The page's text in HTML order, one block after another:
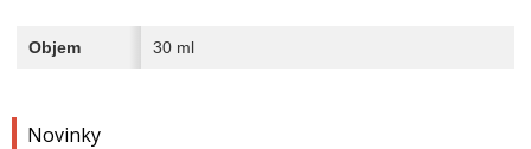
Novinky
Objem 30 ml